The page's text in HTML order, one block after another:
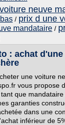
neuve
/ prix d une
mandataire /
: achat
une voiture
vous propose
que mandataire
garanties
dans une
inférieur de